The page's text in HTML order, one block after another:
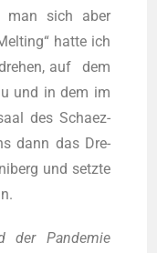
man sich aber
hat­te ich
auf dem
und in dem im
des Schaez­
dann das Dre­
und setz­te
der Pan­de­mie